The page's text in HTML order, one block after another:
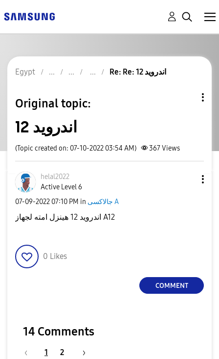
Egypt Re: Re: اندرويد 12
Original topic:
اندرويد 12
(Topic created on: 07-10-2022 03:54 AM) 367Views
helal2022
Active Level 6
‎07-09-2022 07:10 PM in جالاكسى A
اندرويد 12 هينزل امته لجهاز A12
0 Likes
COMMENT
14 Comments
1 2